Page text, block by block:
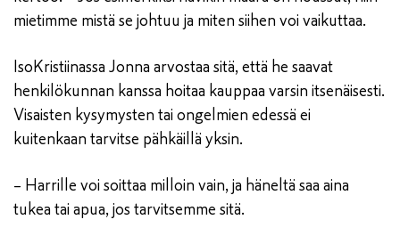
mietimme mistä se johtuu ja miten siihen voi vaikuttaa.
IsoKristiinassa Jonna arvostaa sitä, että he saavat
henkilökunnan kanssa hoitaa kauppaa varsin itsenäisesti.
Visaisten kysymysten tai ongelmien edessä ei
kuitenkaan tarvitse pähkäillä yksin.
– Harrille voi soittaa milloin vain, ja häneltä saa aina
tukea tai apua, jos tarvitsemme sitä.